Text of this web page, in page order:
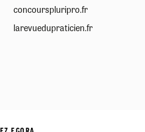
concourspluripro.fr
larevuedupraticien.fr